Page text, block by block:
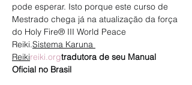
pode esperar. Isto porque este curso de
Mestrado chega já na atualização da força
do Holy Fire® III World Peace
Reiki.Sistema Karuna
Reikireiki.orgtradutora de seu Manual
Oficial no Brasil